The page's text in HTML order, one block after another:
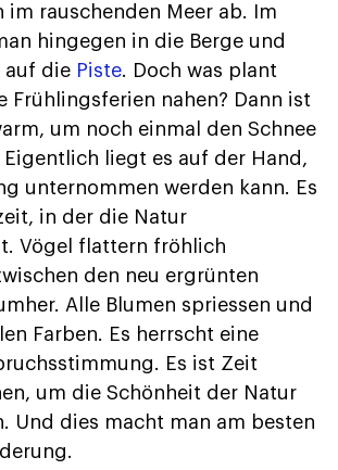
im rauschenden Meer ab. Im
hingegen in die Berge und
auf die Piste. Doch was plant
Frühlingsferien nahen? Dann ist
um noch einmal den Schnee
Eigentlich liegt es auf der Hand,
unternommen werden kann. Es
in der die Natur
Vögel flattern fröhlich
den neu ergrünten
Alle Blumen spriessen und
Farben. Es herrscht eine
Es ist Zeit
um die Schönheit der Natur
Und dies macht man am besten